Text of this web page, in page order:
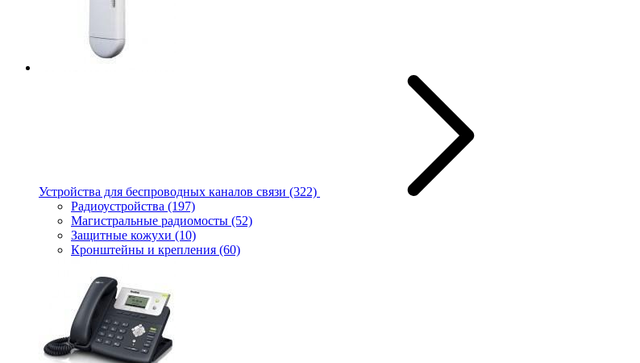
Устройства для беспроводных каналов связи (322)
Радиоустройства (197)
Магистральные радиомосты (52)
Защитные кожухи (10)
Кронштейны и крепления (60)